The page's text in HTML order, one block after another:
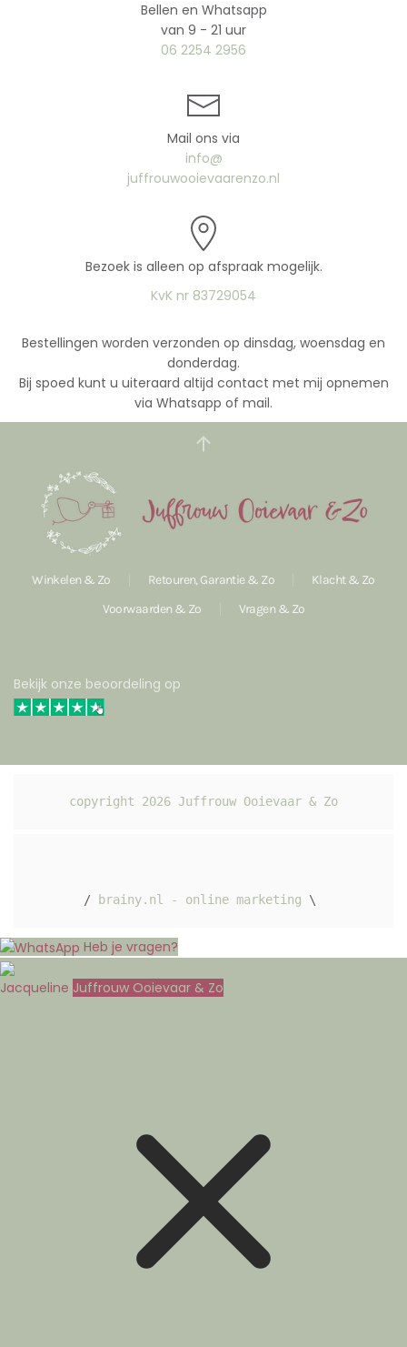
Bellen en Whatsapp
van 9 - 21 uur
06 2254 2956
Mail ons via
info@
juffrouwooievaarenzo.nl
Bezoek is alleen op afspraak mogelijk.
KvK nr 83729054
Bestellingen worden verzonden op dinsdag, woensdag en
donderdag.
Bij spoed kunt u uiteraard altijd contact met mij opnemen
via Whatsapp of mail.
Winkelen & Zo Retouren, Garantie & Zo
Klacht & Zo
Voorwaarden & Zo
Vragen & Zo
Bekijk onze beoordeling op
copyright 2026 Juffrouw Ooievaar & Zo
/ brainy.nl - online marketing \
Heb je vragen?
Jacqueline Juffrouw Ooievaar & Zo